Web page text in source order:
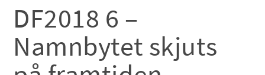
DF2018 6 –
Namnbytet skjuts